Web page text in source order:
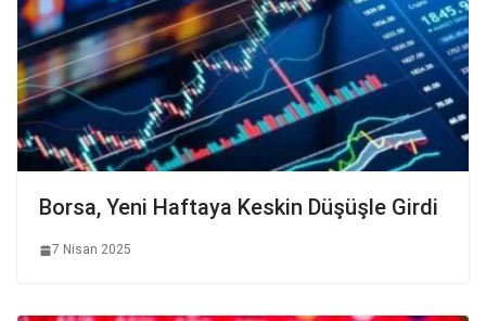
Borsa, Yeni Haftaya Keskin Düşüşle Girdi
7 Nisan 2025